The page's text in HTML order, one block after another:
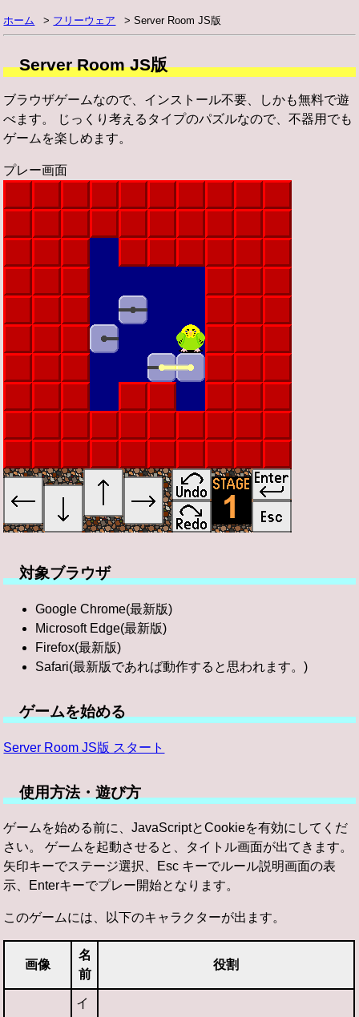
ホーム フリーウェア Server Room JS版
Server Room JS版
ブラウザゲームなので、インストール不要、しかも無料で遊
べます。 じっくり考えるタイプのパズルなので、不器用でも
ゲームを楽しめます。
プレー画面
対象ブラウザ
Google Chrome(最新版)
Microsoft Edge(最新版)
Firefox(最新版)
Safari(最新版であれば動作すると思われます。)
ゲームを始める
Server Room JS版 スタート
使用方法・遊び方
ゲームを始める前に、JavaScriptとCookieを有効にしてくだ
さい。 ゲームを起動させると、タイトル画面が出てきます。
矢印キーでステージ選択、Esc キーでルール説明画面の表
示、Enterキーでプレー開始となります。
このゲームには、以下のキャラクターが出ます。
画像
名
前
役割
イ